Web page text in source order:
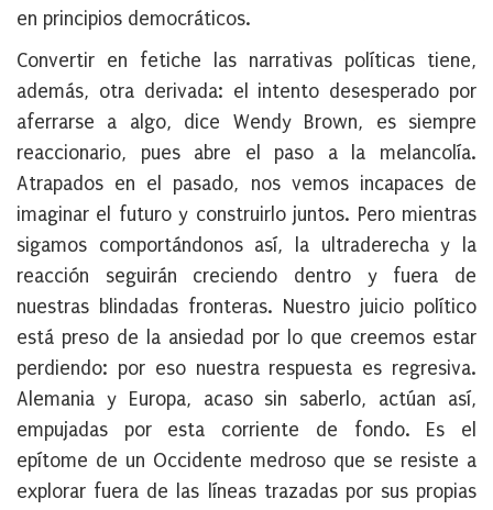
en principios democráticos.
Convertir en fetiche las narrativas políticas tiene,
además, otra derivada: el intento desesperado por
aferrarse a algo, dice Wendy Brown, es siempre
reaccionario, pues abre el paso a la melancolía.
Atrapados en el pasado, nos vemos incapaces de
imaginar el futuro y construirlo juntos. Pero mientras
sigamos comportándonos así, la ultraderecha y la
reacción seguirán creciendo dentro y fuera de
nuestras blindadas fronteras. Nuestro juicio político
está preso de la ansiedad por lo que creemos estar
perdiendo: por eso nuestra respuesta es regresiva.
Alemania y Europa, acaso sin saberlo, actúan así,
empujadas por esta corriente de fondo. Es el
epítome de un Occidente medroso que se resiste a
explorar fuera de las líneas trazadas por sus propias